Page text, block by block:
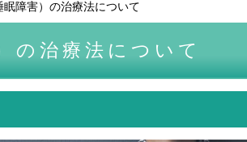
眠障害）の治療法について
の治療法について